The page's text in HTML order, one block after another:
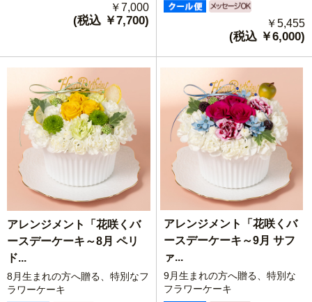
￥7,000
(税込 ￥7,700) ￥5,455
(税込 ￥6,000)
アレンジメント「花咲くバ
ースデーケーキ～8月 ペリ
ド...
8月生まれの方へ贈る、特別なフ
ラワーケーキ
アレンジメント「花咲くバ
ースデーケーキ～9月 サフ
ァ...
9月生まれの方へ贈る、特別な
フラワーケーキ